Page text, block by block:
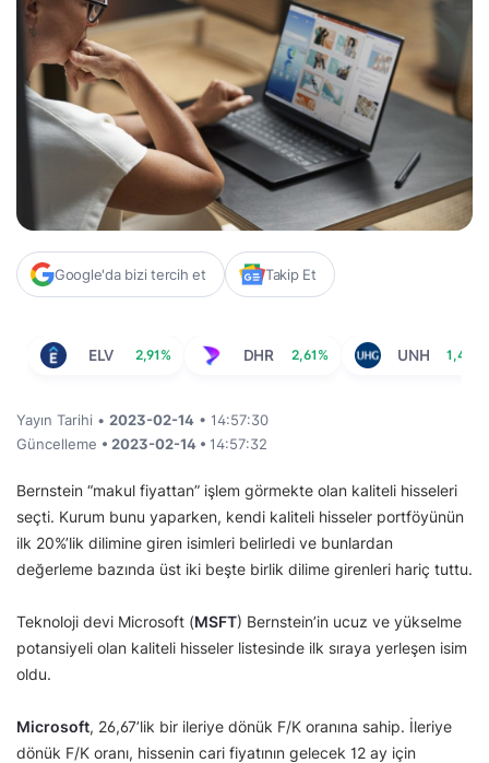
Google'da bizi tercih et Takip Et
ELV 2,91% DHR 2,61% UNH 1,45%
Yayın Tarihi • 2023-02-14 • 14:57:30
Güncelleme • 2023-02-14 • 14:57:32
Bernstein “makul fiyattan” işlem görmekte olan kaliteli hisseleri
seçti. Kurum bunu yaparken, kendi kaliteli hisseler portföyünün
ilk 20%’lik dilimine giren isimleri belirledi ve bunlardan
değerleme bazında üst iki beşte birlik dilime girenleri hariç tuttu.
Teknoloji devi Microsoft (MSFT) Bernstein’in ucuz ve yükselme
potansiyeli olan kaliteli hisseler listesinde ilk sıraya yerleşen isim
oldu.
Microsoft, 26,67’lik bir ileriye dönük F/K oranına sahip. İleriye
dönük F/K oranı, hissenin cari fiyatının gelecek 12 ay için